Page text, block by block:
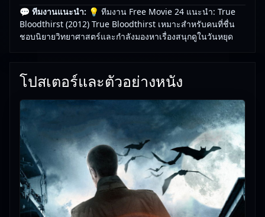
💬 ทีมงานแนะนำ: 💡 ทีมงาน Free Movie 24 แนะนำ: True
Bloodthirst (2012) True Bloodthirst เหมาะสำหรับคนที่ชื่น
ชอบนิยายวิทยาศาสตร์และกำลังมองหาเรื่องสนุกดูในวันหยุด
โปสเตอร์และตัวอย่างหนัง